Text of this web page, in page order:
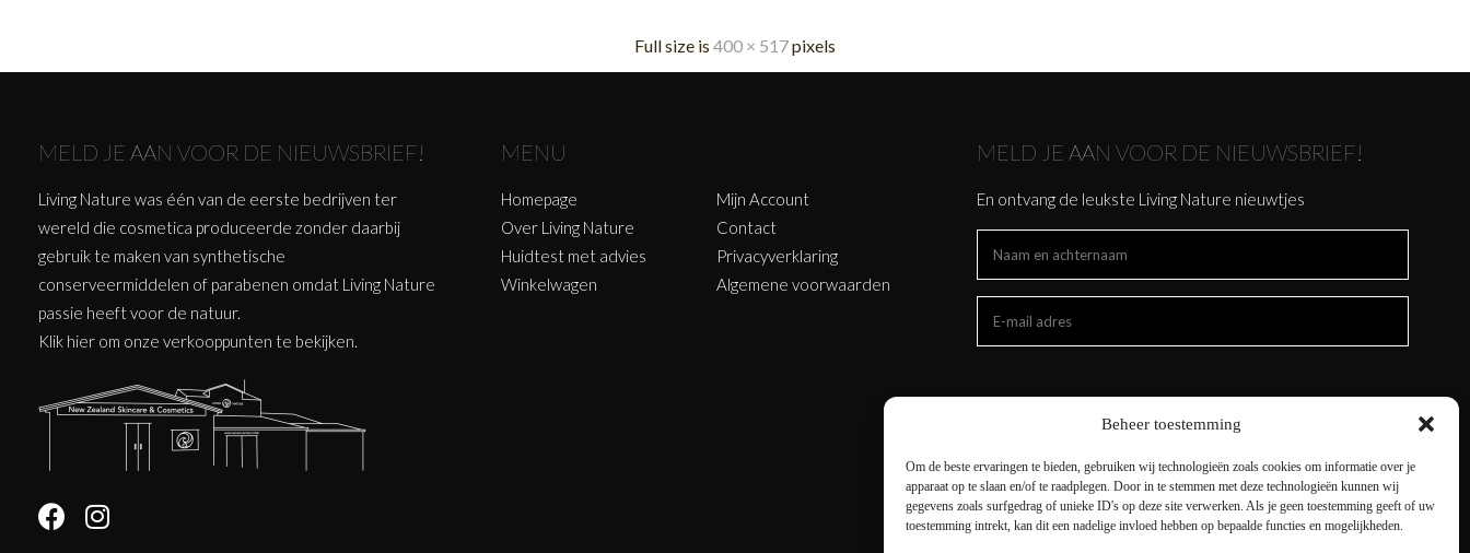
Beheer toestemming
Om de beste ervaringen te bieden, gebruiken wij technologieën zoals cookies om informatie over je
apparaat op te slaan en/of te raadplegen. Door in te stemmen met deze technologieën kunnen wij
gegevens zoals surfgedrag of unieke ID's op deze site verwerken. Als je geen toestemming geeft of uw
toestemming intrekt, kan dit een nadelige invloed hebben op bepaalde functies en mogelijkheden.
Full size is 400 × 517pixels
MELD JE AAN VOOR DE NIEUWSBRIEF!
Living Nature was één van de eerste bedrijven ter
wereld die cosmetica produceerde zonder daarbij
gebruik te maken van synthetische
conserveermiddelen of parabenen omdat Living Nature
passie heeft voor de natuur.
Klik hier om onze verkooppunten te bekijken.
MENU
Homepage
Over Living Nature
Huidtest met advies
Winkelwagen
Mijn Account
Contact
Privacyverklaring
Algemene voorwaarden
MELD JE AAN VOOR DE NIEUWSBRIEF!
En ontvang de leukste Living Nature nieuwtjes